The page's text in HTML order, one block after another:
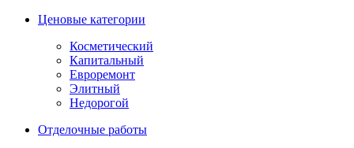
Ценовые категории
Косметический
Капитальный
Евроремонт
Элитный
Недорогой
Отделочные работы